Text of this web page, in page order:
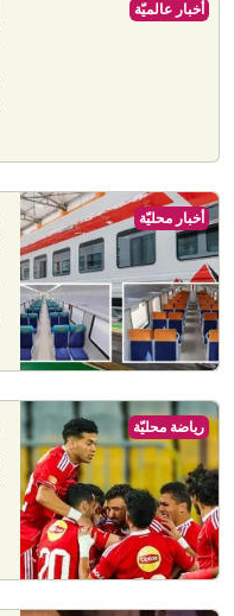
أخبار عالميّة
أخبار محليّة
رياضة محليّة